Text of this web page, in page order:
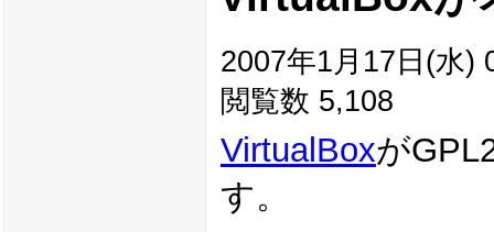
2007年1月17日(水)
閲覧数 5,108
VirtualBoxが
す。